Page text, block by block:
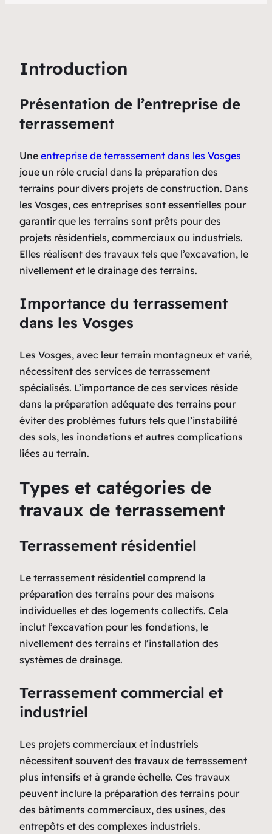
Introduction
Présentation de l’entreprise de
terrassement
Une entreprise de terrassement dans les Vosges
joue un rôle crucial dans la préparation des
terrains pour divers projets de construction. Dans
les Vosges, ces entreprises sont essentielles pour
garantir que les terrains sont prêts pour des
projets résidentiels, commerciaux ou industriels.
Elles réalisent des travaux tels que l’excavation, le
nivellement et le drainage des terrains.
Importance du terrassement
dans les Vosges
Les Vosges, avec leur terrain montagneux et varié,
nécessitent des services de terrassement
spécialisés. L’importance de ces services réside
dans la préparation adéquate des terrains pour
éviter des problèmes futurs tels que l’instabilité
des sols, les inondations et autres complications
liées au terrain.
Types et catégories de
travaux de terrassement
Terrassement résidentiel
Le terrassement résidentiel comprend la
préparation des terrains pour des maisons
individuelles et des logements collectifs. Cela
inclut l’excavation pour les fondations, le
nivellement des terrains et l’installation des
systèmes de drainage.
Terrassement commercial et
industriel
Les projets commerciaux et industriels
nécessitent souvent des travaux de terrassement
plus intensifs et à grande échelle. Ces travaux
peuvent inclure la préparation des terrains pour
des bâtiments commerciaux, des usines, des
entrepôts et des complexes industriels.